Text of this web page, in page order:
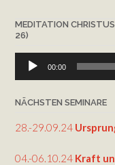
MEDITATION
26)
Audio-
Player
00:00
NÄCHSTEN SEMINARE
28.-29.09.24
04.-06.10.24 Kraft